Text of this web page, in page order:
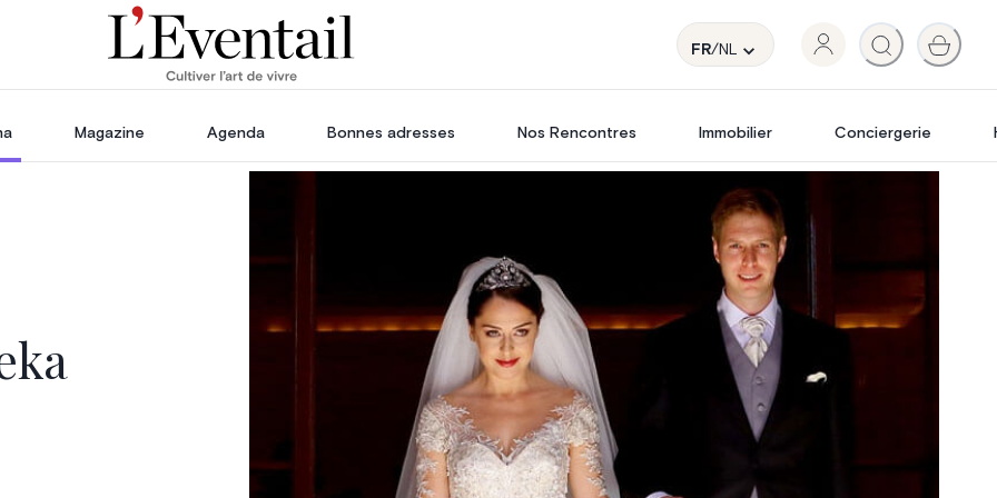
FR/NL
Magazine Agenda Bonnes adresses Nos Rencontres Immobilier Conciergerie